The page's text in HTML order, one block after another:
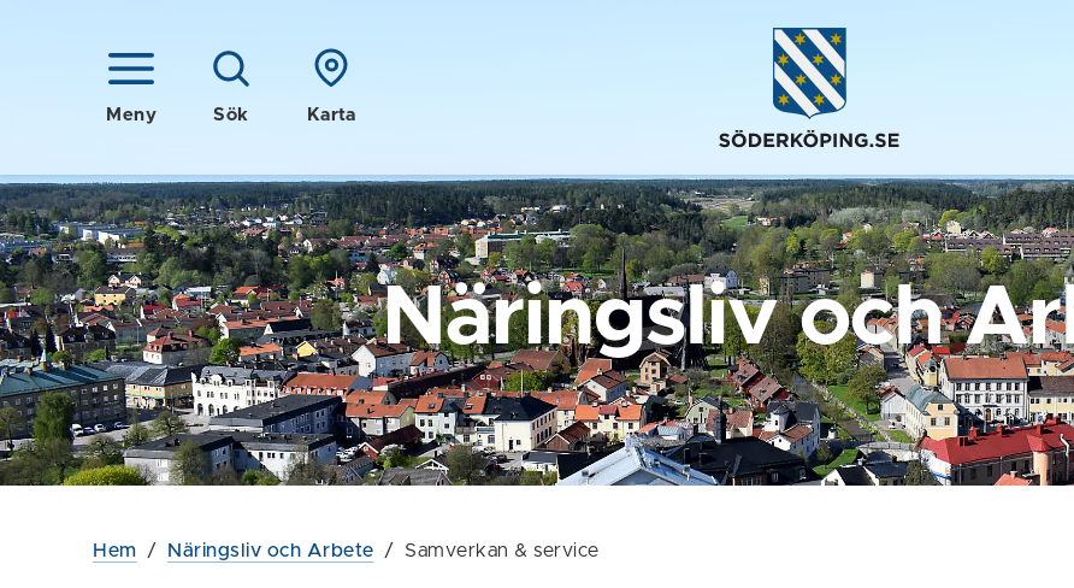
Meny Sök Karta
Näringsliv och
Hem / Näringsliv och Arbete / Samverkan & service